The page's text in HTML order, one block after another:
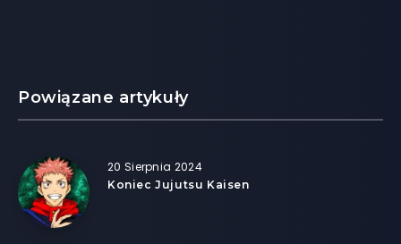
Powiązane artykuły
20 Sierpnia 2024
Koniec Jujutsu Kaisen